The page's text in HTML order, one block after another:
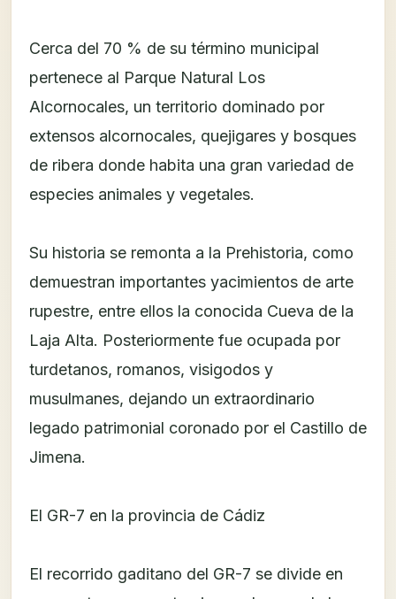
Cerca del 70 % de su término municipal
pertenece al Parque Natural Los
Alcornocales, un territorio dominado por
extensos alcornocales, quejigares y bosques
de ribera donde habita una gran variedad de
especies animales y vegetales.
Su historia se remonta a la Prehistoria, como
demuestran importantes yacimientos de arte
rupestre, entre ellos la conocida Cueva de la
Laja Alta. Posteriormente fue ocupada por
turdetanos, romanos, visigodos y
musulmanes, dejando un extraordinario
legado patrimonial coronado por el Castillo de
Jimena.
El GR-7 en la provincia de Cádiz
El recorrido gaditano del GR-7 se divide en